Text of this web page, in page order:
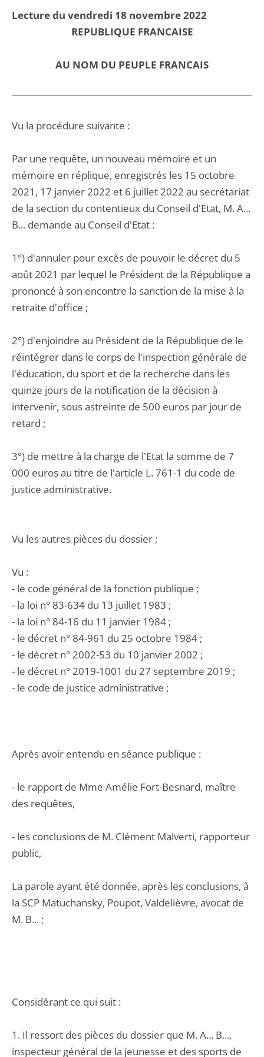
Lecture du vendredi 18 novembre 2022
REPUBLIQUE FRANCAISE
AU NOM DU PEUPLE FRANCAIS
Vu la procédure suivante :
Par une requête, un nouveau mémoire et un
mémoire en réplique, enregistrés les 15 octobre
2021, 17 janvier 2022 et 6 juillet 2022 au secrétariat
de la section du contentieux du Conseil d'Etat, M. A...
B... demande au Conseil d'Etat :
1°) d'annuler pour excès de pouvoir le décret du 5
août 2021 par lequel le Président de la République a
prononcé à son encontre la sanction de la mise à la
retraite d'office ;
2°) d'enjoindre au Président de la République de le
réintégrer dans le corps de l'inspection générale de
l'éducation, du sport et de la recherche dans les
quinze jours de la notification de la décision à
intervenir, sous astreinte de 500 euros par jour de
retard ;
3°) de mettre à la charge de l'Etat la somme de 7
000 euros au titre de l'article L. 761-1 du code de
justice administrative.
Vu les autres pièces du dossier ;
Vu :
- le code général de la fonction publique ;
- la loi n° 83-634 du 13 juillet 1983 ;
- la loi n° 84-16 du 11 janvier 1984 ;
- le décret n° 84-961 du 25 octobre 1984 ;
- le décret n° 2002-53 du 10 janvier 2002 ;
- le décret n° 2019-1001 du 27 septembre 2019 ;
- le code de justice administrative ;
Après avoir entendu en séance publique :
- le rapport de Mme Amélie Fort-Besnard, maître
des requêtes,
- les conclusions de M. Clément Malverti, rapporteur
public,
La parole ayant été donnée, après les conclusions, à
la SCP Matuchansky, Poupot, Valdelièvre, avocat de
M. B... ;
Considérant ce qui suit :
1. Il ressort des pièces du dossier que M. A... B...,
inspecteur général de la jeunesse et des sports de